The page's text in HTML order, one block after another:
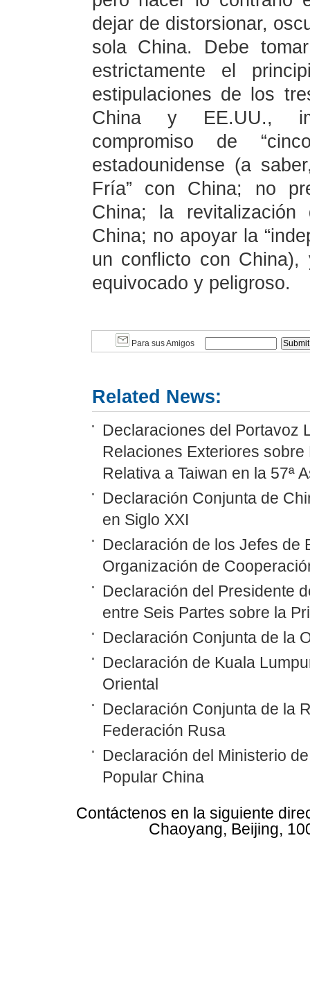
dejar de distorsionar,
sola China. Debe
estrictamente el
estipulaciones de los
China y EE.UU.,
compromiso de
estadounidense (a
Fría” con China; no
China; la
China; no apoyar la
un conflicto con
equivocado y peligroso.
Para sus Amigos
Related News:
Declaraciones del Portavoz
Relaciones Exteriores
Relativa a Taiwan en la 57ª
Declaración Conjunta de
en Siglo XXI
Declaración de los Jefes de
Organización de
Declaración del Presidente
entre Seis Partes sobre la
Declaración Conjunta de la
Declaración de Kuala
Oriental
Declaración Conjunta de la
Federación Rusa
Declaración del Ministerio
Popular China
Contáctenos en la siguiente
Chaoyang, Beijing,